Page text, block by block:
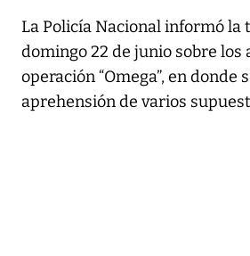
La Policía Nacional informó la
domingo 22 de junio sobre los
operación “Omega”, en donde
aprehensión de varios